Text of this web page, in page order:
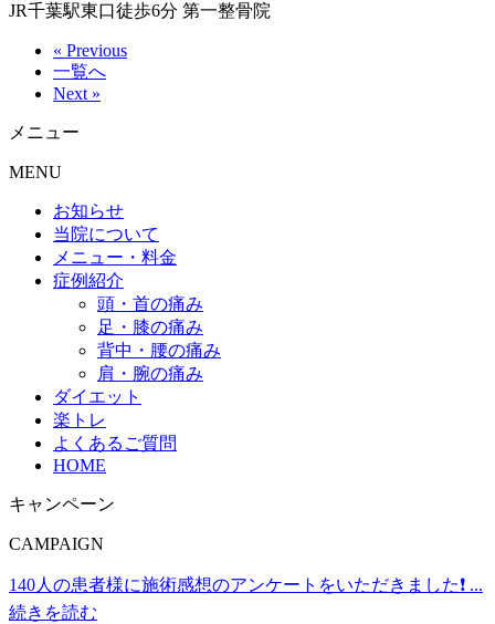
JR千葉駅東口徒歩6分 第一整骨院
« Previous
一覧へ
Next »
メニュー
MENU
お知らせ
当院について
メニュー・料金
症例紹介
頭・首の痛み
足・膝の痛み
背中・腰の痛み
肩・腕の痛み
ダイエット
楽トレ
よくあるご質問
HOME
キャンペーン
CAMPAIGN
140人の患者様に施術感想のアンケートをいただきました❗ ...
続きを読む